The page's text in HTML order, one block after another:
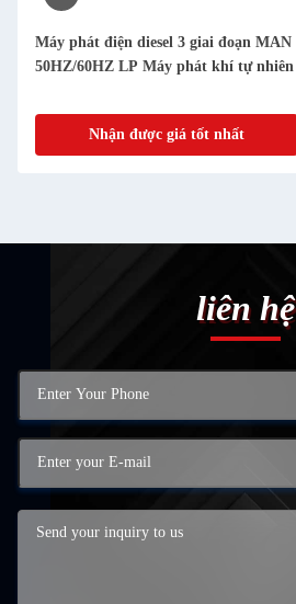
Máy phát điện diesel 3 giai đoạn MAN
50HZ/60HZ LP Máy phát khí tự nhiên
Nhận được giá tốt nhất
liên hệ